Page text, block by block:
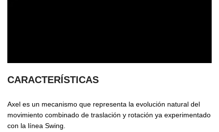
CARACTERÍSTICAS
Axel es un mecanismo que representa la evolución natural del
movimiento combinado de traslación y rotación ya experimentado
con la línea Swing.